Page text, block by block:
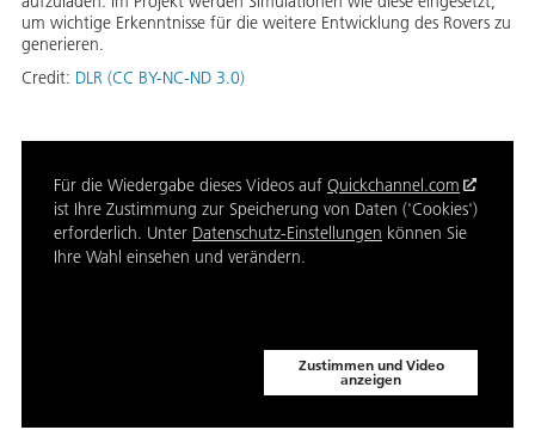
um wichtige Erkenntnisse für die weitere Entwicklung des Rovers zu
generieren.
Credit: DLR (CC BY-NC-ND 3.0)
Für die Wiedergabe dieses Videos auf Quickchannel.com
ist Ihre Zustimmung zur Speicherung von Daten ('Cookies')
erforderlich. Unter Datenschutz-Einstellungen können Sie
Ihre Wahl einsehen und verändern.
Zustimmen und Video
anzeigen